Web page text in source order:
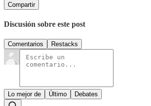
Compartir
Discusión sobre este post
Comentarios Restacks
Lo mejor de Último Debates